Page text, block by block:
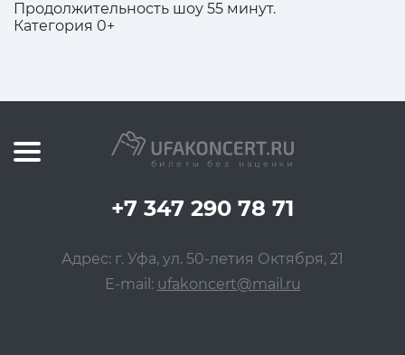
Продолжительность шоу 55 минут.
Категория 0+
+7 347 290 78 71
Адрес: г. Уфа, ул. 50-летия Октября, 21
E-mail: ufakoncert@mail.ru